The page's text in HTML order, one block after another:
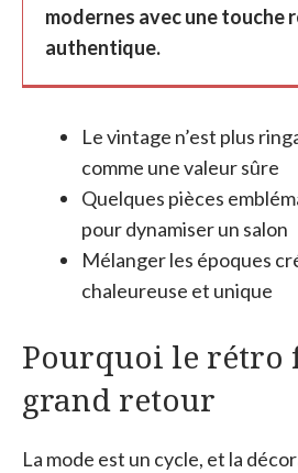
modernes avec une touche
authentique.
Le vintage n’est plus
comme une valeur sûre
Quelques pièces
pour dynamiser un salon
Mélanger les époques
chaleureuse et unique
Pourquoi le rétro
grand retour
La mode est un cycle, et la